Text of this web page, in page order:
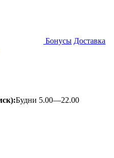
Бонусы Доставка
Будни 5.00—22.00